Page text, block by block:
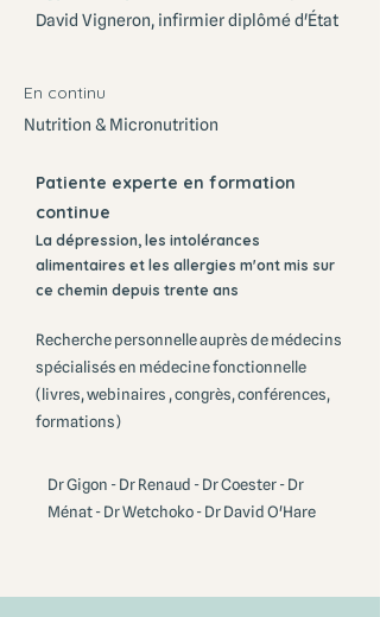
David Vigneron, infirmier diplômé d'État
En continu
Nutrition & Micronutrition
Patiente experte en formation
continue
La dépression, les intolérances
alimentaires et les allergies m'ont mis sur
ce chemin depuis trente ans
Recherche personnelle auprès de médecins
spécialisés en médecine fonctionnelle
(livres, webinaires , congrès, conférences,
formations)
Dr Gigon - Dr Renaud - Dr Coester - Dr
Ménat - Dr Wetchoko - Dr David O'Hare